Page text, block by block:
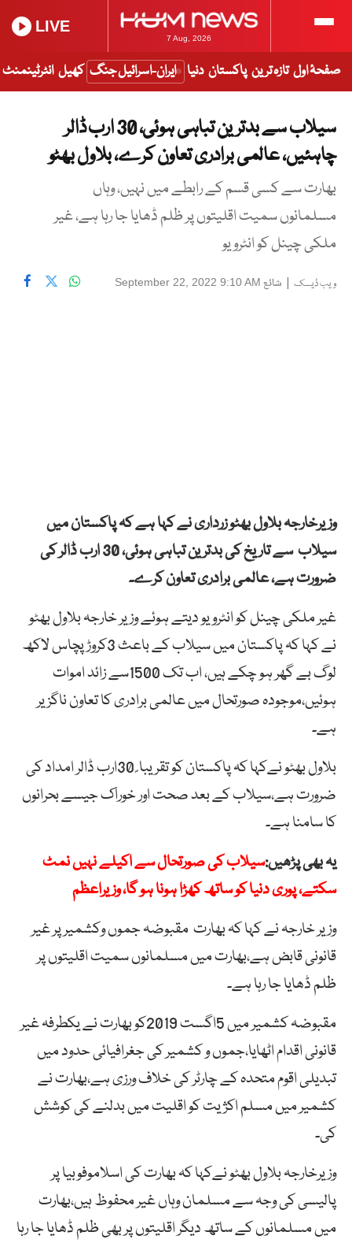
7 Aug, 2026
LIVE
صفحۂ اول تازہ ترین پاکستان دنیا ایران-اسرائیل جنگ کھیل انٹرٹینمنٹ
سیلاب سے بدترین تباہی ہوئی، 30 ارب ڈالر
چاہئیں، عالمی برادری تعاون کرے، بلاول بھٹو
بھارت سے کسی قسم کے رابطے میں نہیں، وہاں
مسلمانوں سمیت اقلیتوں پر ظلم ڈھایا جا رہا ہے، غیر
ملکی چینل کو انٹرویو
ویب ڈیسک | شائع September 22, 2022 9:10 AM
وزیرخارجہ بلاول بھٹو زرداری نے کہا ہے کہ پاکستان میں
سیلاب سے تاریخ کی بدترین تباہی ہوئی، 30 ارب ڈالر کی
ضرورت ہے، عالمی برادری تعاون کرے۔
غیر ملکی چینل کو انٹرویو دیتے ہوئے وزیر خارجہ بلاول بھٹو
نے کہا کہ پاکستان میں سیلاب کے باعث 3کروڑ پچاس لاکھ
لوگ بے گھر ہو چکے ہیں، اب تک 1500سے زائد اموات
ہوئیں،موجودہ صورتحال میں عالمی برادری کا تعاون ناگزیر
ہے۔
بلاول بھٹو نےکہا کہ پاکستان کو تقریبا ً 30ارب ڈالر امداد کی
ضرورت ہے،سیلاب کے بعد صحت اور خوراک جیسے بحرانوں
کا سامنا ہے۔
یہ بھی پڑھیں:سیلاب کی صورتحال سے اکیلے نہیں نمٹ
سکتے، پوری دنیا کو ساتھ کھڑا ہونا ہو گا، وزیراعظم
وزیر خارجہ نے کہا کہ بھارت مقبوضہ جموں وکشمیر پر غیر
قانونی قابض ہے،بھارت میں مسلمانوں سمیت اقلیتوں پر
ظلم ڈھایا جا رہا ہے۔
مقبوضہ کشمیر میں 5اگست 2019کو بھارت نے یکطرفہ غیر
قانونی اقدام اٹھایا،جموں و کشمیر کی جغرافیائی حدود میں
تبدیلی اقوم متحدہ کے چارٹر کی خلاف ورزی ہے،بھارت نے
کشمیر میں مسلم اکژیت کو اقلیت میں بدلنے کی کوشش
کی۔
وزیرخارجہ بلاول بھٹو نےکہا کہ بھارت کی اسلاموفوبیا پر
پالیسی کی وجہ سے مسلمان وہاں غیر محفوظ ہیں،بھارت
میں مسلمانوں کے ساتھ دیگر اقلیتوں پر بھی ظلم ڈھایا جا رہا